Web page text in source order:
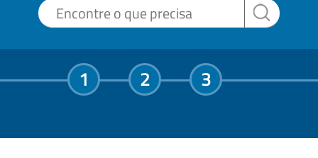
1 2 3